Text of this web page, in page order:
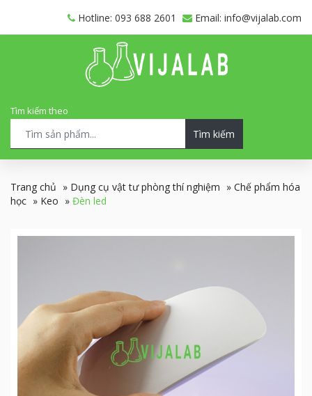
Hotline: 093 688 2601 Email: info@vijalab.com
Tìm kiếm theo
Tìm kiếm
Trang chủ » Dụng cụ vật tư phòng thí nghiệm » Chế phẩm hóa
học » Keo » Đèn led